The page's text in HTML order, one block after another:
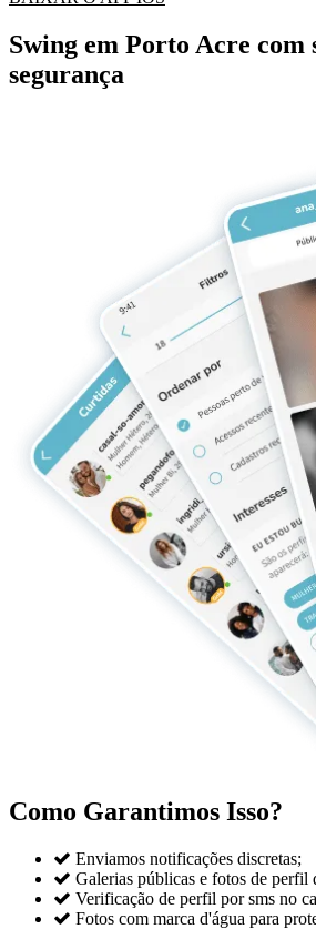
Swing em Porto Acre com
segurança
Como Garantimos Isso?
 Enviamos notificações discretas;
 Galerias públicas e fotos de perfil
 Verificação de perfil por sms no
 Fotos com marca d'água para